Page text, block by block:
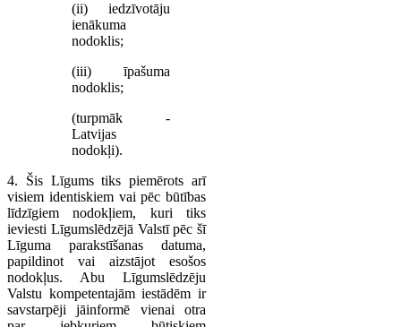
(ii) iedzīvotāju
ienākuma
nodoklis;
(iii) īpašuma
nodoklis;
(turpmāk -
Latvijas
nodokļi).
4. Šis Līgums tiks piemērots arī
visiem identiskiem vai pēc būtības
līdzīgiem nodokļiem, kuri tiks
ieviesti Līgumslēdzējā Valstī pēc šī
Līguma parakstīšanas datuma,
papildinot vai aizstājot esošos
nodokļus. Abu Līgumslēdzēju
Valstu kompetentajām iestādēm ir
savstarpēji jāinformē vienai otra